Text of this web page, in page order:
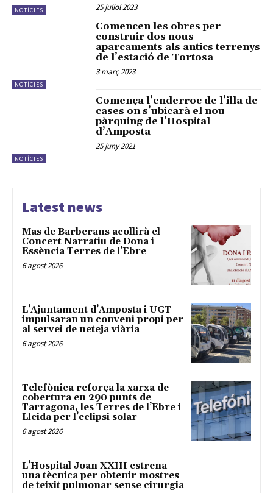
NOTÍCIES 25 juliol 2023
NOTÍCIES
Comencen les obres per
construir dos nous
aparcaments als antics terrenys
de l’estació de Tortosa
3 març 2023
NOTÍCIES
Comença l’enderroc de l’illa de
cases on s’ubicarà el nou
pàrquing de l’Hospital
d’Amposta
25 juny 2021
Latest news
Mas de Barberans acollirà el
Concert Narratiu de Dona i
Essència Terres de l’Ebre
6 agost 2026
L’Ajuntament d’Amposta i UGT
impulsaran un conveni propi per
al servei de neteja viària
6 agost 2026
Telefònica reforça la xarxa de
cobertura en 290 punts de
Tarragona, les Terres de l’Ebre i
Lleida per l’eclipsi solar
6 agost 2026
L’Hospital Joan XXIII estrena
una tècnica per obtenir mostres
de teixit pulmonar sense cirurgia